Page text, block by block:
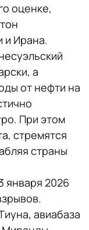
оценке,
и Ирана.
а
от нефти на
При этом
стремятся
страны
января 2026
авиабаза